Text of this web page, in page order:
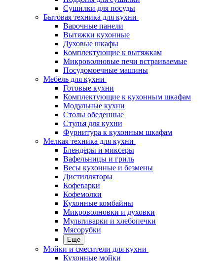
Сушилки для посуды
Бытовая техника для кухни
Варочные панели
Вытяжки кухонные
Духовые шкафы
Комплектующие к вытяжкам
Микроволновые печи встраиваемые
Посудомоечные машины
Мебель для кухни
Готовые кухни
Комплектующие к кухонным шкафам
Модульные кухни
Столы обеденные
Стулья для кухни
Фурнитура к кухонным шкафам
Мелкая техника для кухни
Блендеры и миксеры
Вафельницы и гриль
Весы кухонные и безмены
Дистилляторы
Кофеварки
Кофемолки
Кухонные комбайны
Микроволновки и духовки
Мультиварки и хлебопечки
Мясорубки
Еще
Мойки и смесители для кухни
Кухонные мойки